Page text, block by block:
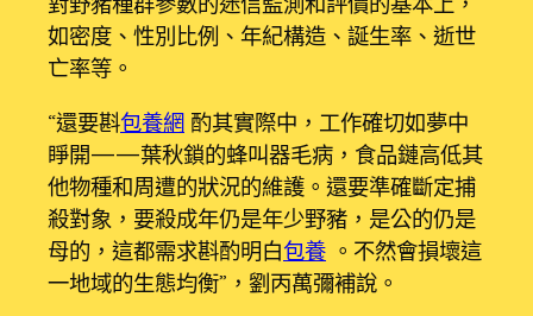
如密度、性別比例、年紀構造、誕生率、逝世
亡率等。
“還要斟包養網 酌其實際中，工作確切如夢中
睜開——葉秋鎖的蜂叫器毛病，食品鏈高低其
他物種和周遭的狀況的維護。還要準確斷定捕
殺對象，要殺成年仍是年少野豬，是公的仍是
母的，這都需求斟酌明白包養 。不然會損壞這
一地域的生態均衡”，劉丙萬彌補說。